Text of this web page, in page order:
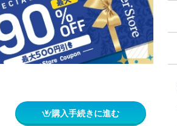
購入手続きに進む